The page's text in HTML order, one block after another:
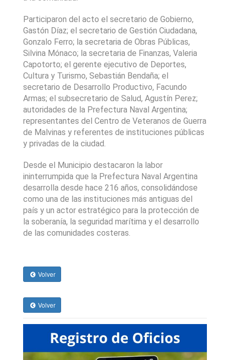
Participaron del acto el secretario de Gobierno,
Gastón Díaz; el secretario de Gestión Ciudadana,
Gonzalo Ferro; la secretaria de Obras Públicas,
Silvina Mónaco; la secretaria de Finanzas, Valeria
Capotorto; el gerente ejecutivo de Deportes,
Cultura y Turismo, Sebastián Bendaña; el
secretario de Desarrollo Productivo, Facundo
Armas; el subsecretario de Salud, Agustín Perez;
autoridades de la Prefectura Naval Argentina;
representantes del Centro de Veteranos de Guerra
de Malvinas y referentes de instituciones públicas
y privadas de la ciudad.
Desde el Municipio destacaron la labor
ininterrumpida que la Prefectura Naval Argentina
desarrolla desde hace 216 años, consolidándose
como una de las instituciones más antiguas del
país y un actor estratégico para la protección de
la soberanía, la seguridad marítima y el desarrollo
de las comunidades costeras.
Volver
Volver